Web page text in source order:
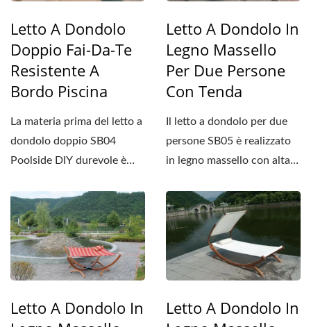
Letto A Dondolo
Doppio Fai-Da-Te
Resistente A
Bordo Piscina
La materia prima del letto a
dondolo doppio SB04
Poolside DIY durevole è
Letto A Dondolo In
Legno Massello
Per Due Persone
Con Tenda
Il letto a dondolo per due
persone SB05 è realizzato
in legno massello con alta
Letto A Dondolo In
Letto A Dondolo In